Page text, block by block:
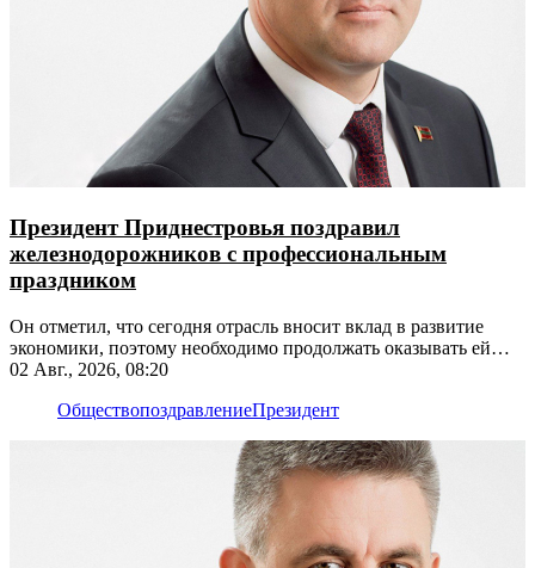
Президент Приднестровья поздравил
железнодорожников с профессиональным
праздником
Он отметил, что сегодня отрасль вносит вклад в развитие
экономики, поэтому необходимо продолжать оказывать ей
поддержку
02 Авг., 2026, 08:20
ОбществопоздравлениеПрезидент